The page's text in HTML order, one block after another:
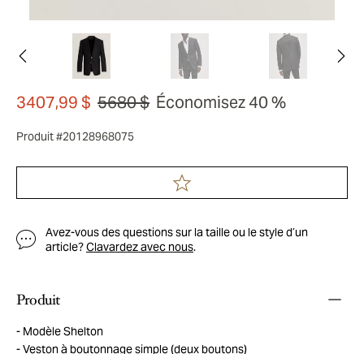
3407,99 $ 5680 $ Économisez 40 %
Produit #20128968075
Avez-vous des questions sur la taille ou le style d’un
article?Clavardez avec nous.
Produit
Modèle Shelton
Veston à boutonnage simple (deux boutons)